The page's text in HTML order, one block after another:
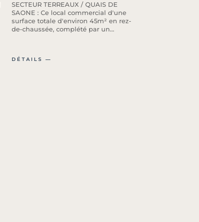
SECTEUR TERREAUX / QUAIS DE
SAONE : Ce local commercial d'une
surface totale d'environ 45m² en rez-
de-chaussée, complété par un...
DÉTAILS ―